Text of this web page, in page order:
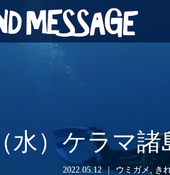
水）ケラマ
2022.05.12 ウミガメ き